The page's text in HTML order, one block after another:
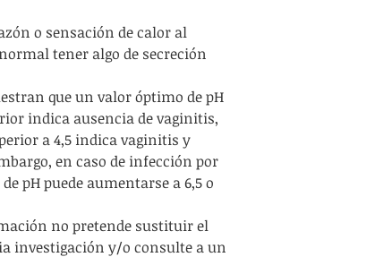
o sensación de calor al
tener algo de secreción
que un valor óptimo de pH
indica ausencia de vaginitis,
a 4,5 indica vaginitis y
en caso de infección por
pH puede aumentarse a 6,5 o
no pretende sustituir el
investigación y/o consulte a un